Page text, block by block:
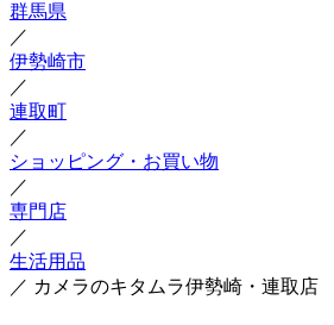
群馬県
／
伊勢崎市
／
連取町
／
ショッピング・お買い物
／
専門店
／
生活用品
／ カメラのキタムラ伊勢崎・連取店